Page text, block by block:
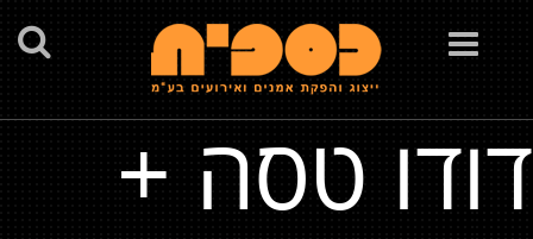
Toggle
navigation
דודו טסה +